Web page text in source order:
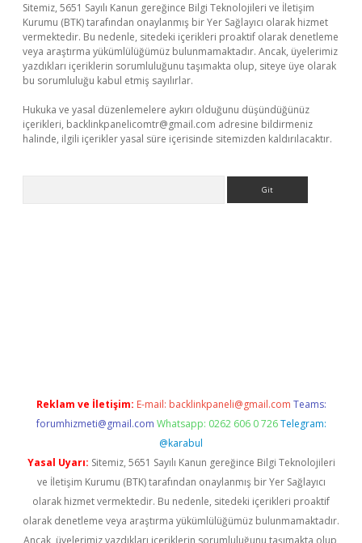
Sitemiz, 5651 Sayılı Kanun gereğince Bilgi Teknolojileri ve İletişim
Kurumu (BTK) tarafından onaylanmış bir Yer Sağlayıcı olarak hizmet
vermektedir. Bu nedenle, sitedeki içerikleri proaktif olarak denetleme
veya araştırma yükümlülüğümüz bulunmamaktadır. Ancak, üyelerimiz
yazdıkları içeriklerin sorumluluğunu taşımakta olup, siteye üye olarak
bu sorumluluğu kabul etmiş sayılırlar.
Hukuka ve yasal düzenlemelere aykırı olduğunu düşündüğünüz
içerikleri, backlinkpanelicomtr@gmail.com adresine bildirmeniz
halinde, ilgili içerikler yasal süre içerisinde sitemizden kaldırılacaktır.
Reklam ve İletişim: E-mail: backlinkpaneli@gmail.com Teams:
forumhizmeti@gmail.com Whatsapp: 0262 606 0 726 Telegram:
@karabul
Yasal Uyarı: Sitemiz, 5651 Sayılı Kanun gereğince Bilgi Teknolojileri
ve İletişim Kurumu (BTK) tarafından onaylanmış bir Yer Sağlayıcı
olarak hizmet vermektedir. Bu nedenle, sitedeki içerikleri proaktif
olarak denetleme veya araştırma yükümlülüğümüz bulunmamaktadır.
Ancak, üyelerimiz yazdıkları içeriklerin sorumluluğunu taşımakta olup,